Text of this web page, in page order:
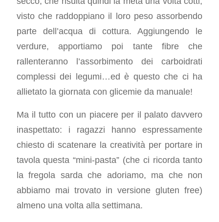
visto che raddoppiano il loro peso assorbendo
parte dell’acqua di cottura. Aggiungendo le
verdure, apportiamo poi tante fibre che
rallenteranno l’assorbimento dei carboidrati
complessi dei legumi…ed è questo che ci ha
allietato la giornata con glicemie da manuale!
Ma il tutto con un piacere per il palato davvero
inaspettato: i ragazzi hanno espressamente
chiesto di scatenare la creatività per portare in
tavola questa “mini-pasta” (che ci ricorda tanto
la fregola sarda che adoriamo, ma che non
abbiamo mai trovato in versione gluten free)
almeno una volta alla settimana.